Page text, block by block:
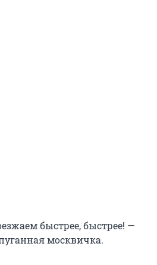
быстрее, быстрее! —
москвичка.